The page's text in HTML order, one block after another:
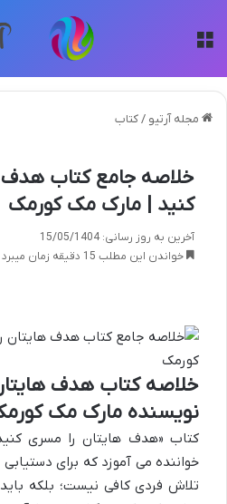
مجله آرتیو /کتاب
خلاصه جامع کتاب هدف
کنید | مارک مک کورمک
آخرین به روز رسانی: 15/05/1404
خواندن این مطلب 15 دقیقه زمان میبرد
خلاصه کتاب هدف
نویسنده مارک مک
کتاب «هدف هایتان را مسری
خواننده می آموزد که برای
تلاش فردی کافی نیست؛ بلکه